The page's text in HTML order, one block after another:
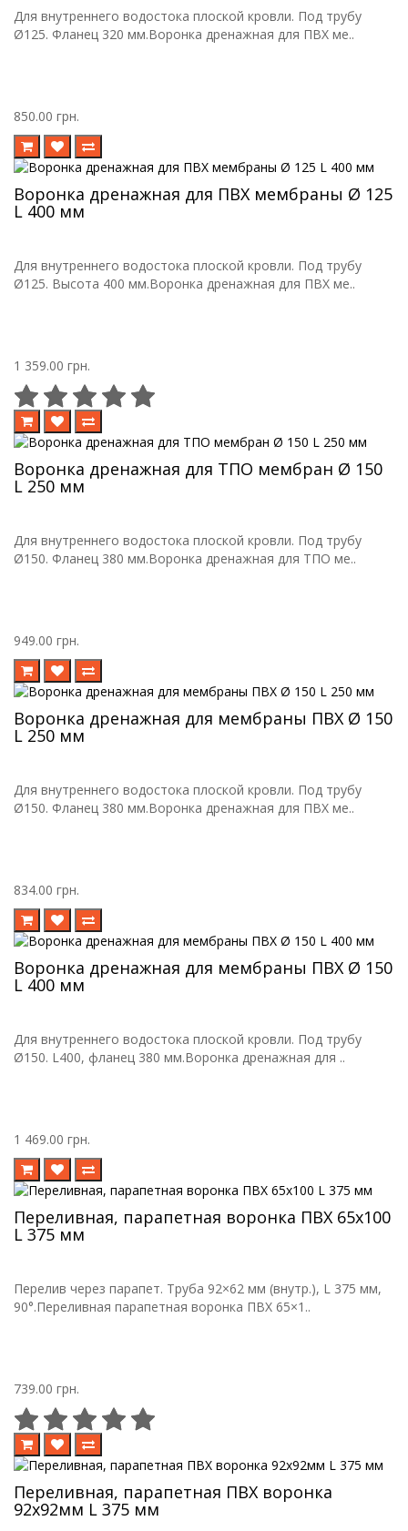
Для внутреннего водостока плоской кровли. Под трубу
Ø125. Фланец 320 мм.Воронка дренажная для ПВХ ме..
850.00 грн.
Воронка дренажная для ПВХ мембраны Ø 125
L 400 мм
Для внутреннего водостока плоской кровли. Под трубу
Ø125. Высота 400 мм.Воронка дренажная для ПВХ ме..
1 359.00 грн.
Воронка дренажная для ТПО мембран Ø 150
L 250 мм
Для внутреннего водостока плоской кровли. Под трубу
Ø150. Фланец 380 мм.Воронка дренажная для ТПО ме..
949.00 грн.
Воронка дренажная для мембраны ПВХ Ø 150
L 250 мм
Для внутреннего водостока плоской кровли. Под трубу
Ø150. Фланец 380 мм.Воронка дренажная для ПВХ ме..
834.00 грн.
Воронка дренажная для мембраны ПВХ Ø 150
L 400 мм
Для внутреннего водостока плоской кровли. Под трубу
Ø150. L400, фланец 380 мм.Воронка дренажная для ..
1 469.00 грн.
Переливная, парапетная воронка ПВХ 65х100
L 375 мм
Перелив через парапет. Труба 92×62 мм (внутр.), L 375 мм,
90°.Переливная парапетная воронка ПВХ 65×1..
739.00 грн.
Переливная, парапетная ПВХ воронка
92х92мм L 375 мм